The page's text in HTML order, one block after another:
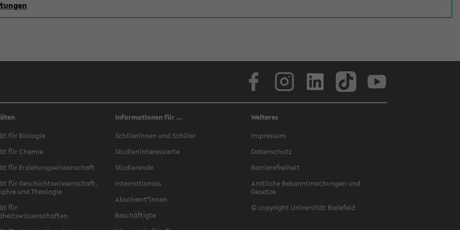
für Biologie
für Chemie
für Erziehungswissenschaft
für Geschichtswissenschaft,
und Theologie
für
Informationen für ...
Schülerinnen und Schüler
Studieninteressierte
Studierende
Internationals
Absolvent*innen
Beschäftigte
Weiteres
Impressum
Datenschutz
Barrierefreiheit
Amtliche Bekanntmachungen und
Gesetze
© copyright Universität Bielefeld